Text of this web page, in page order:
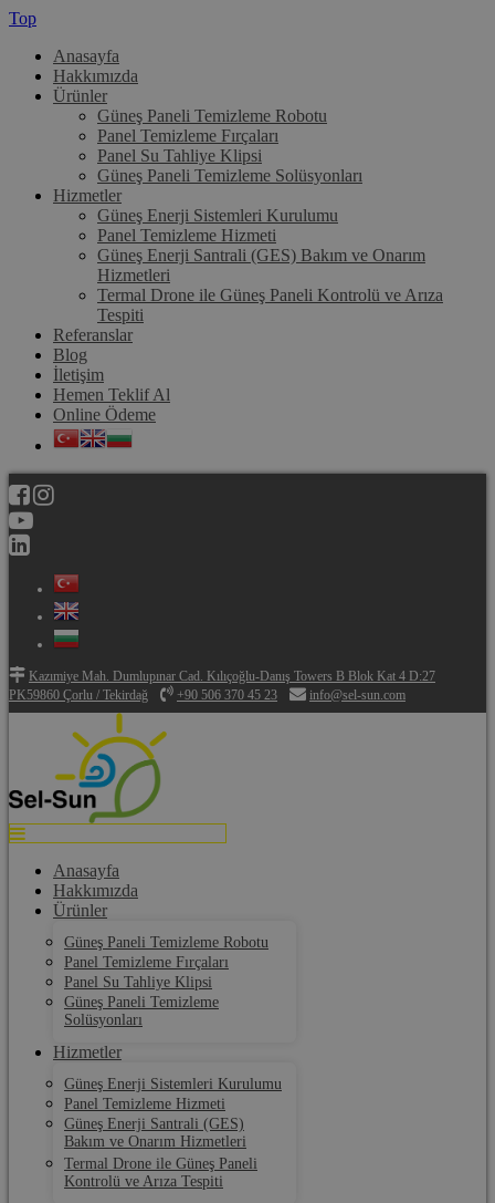
Top
Anasayfa
Hakkımızda
Ürünler
Güneş Paneli Temizleme Robotu
Panel Temizleme Fırçaları
Panel Su Tahliye Klipsi
Güneş Paneli Temizleme Solüsyonları
Hizmetler
Güneş Enerji Sistemleri Kurulumu
Panel Temizleme Hizmeti
Güneş Enerji Santrali (GES) Bakım ve Onarım
Hizmetleri
Termal Drone ile Güneş Paneli Kontrolü ve Arıza
Tespiti
Referanslar
Blog
İletişim
Hemen Teklif Al
Online Ödeme
Kazımiye Mah. Dumlupınar Cad. Kılıçoğlu-Danış Towers B Blok Kat 4 D:27
PK59860 Çorlu / Tekirdağ
+90 506 370 45 23 info@sel-sun.com
Anasayfa
Hakkımızda
Ürünler
Güneş Paneli Temizleme Robotu
Panel Temizleme Fırçaları
Panel Su Tahliye Klipsi
Güneş Paneli Temizleme
Solüsyonları
Hizmetler
Güneş Enerji Sistemleri Kurulumu
Panel Temizleme Hizmeti
Güneş Enerji Santrali (GES)
Bakım ve Onarım Hizmetleri
Termal Drone ile Güneş Paneli
Kontrolü ve Arıza Tespiti